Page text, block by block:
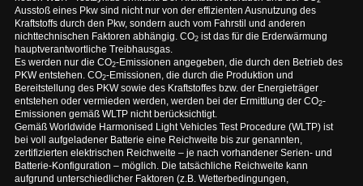
Ausstoß eines Pkw sind nicht nur von der effizienten Ausnutzung des
Kraftstoffs durch den Pkw, sondern auch vom Fahrstil und anderen
nichttechnischen Faktoren abhängig. CO2ist das für die Erderwärmung
hauptverantwortliche Treibhausgas.
Es werden nur die CO2-Emissionen angegeben, die durch den Betrieb des
PKW entstehen. CO2-Emissionen, die durch die Produktion und
Bereitstellung des PKW sowie des Kraftstoffes bzw. der Energieträger
entstehen oder vermieden werden, werden bei der Ermittlung der CO2-
Emissionen gemäß WLTP nicht berücksichtigt.
Gemäß Worldwide Harmonised Light Vehicles Test Procedure (WLTP) ist
bei voll aufgeladener Batterie eine Reichweite bis zur genannten,
zertifizierten elektrischen Reichweite – je nach vorhandener Serien- und
Batterie-Konfiguration – möglich. Die tatsächliche Reichweite kann
aufgrund unterschiedlicher Faktoren (z.B. Wetterbedingungen,